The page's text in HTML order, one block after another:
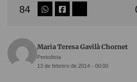
84
Maria Teresa Gavilà Chornet
Periodista
13 de febrero de 2014 - 00:00